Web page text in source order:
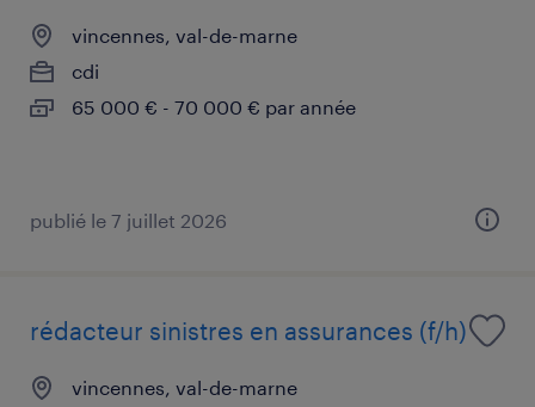
vincennes, val-de-marne
cdi
65 000 € - 70 000 € par année
publié le 7 juillet 2026
rédacteur sinistres en assurances (f/h)
vincennes, val-de-marne